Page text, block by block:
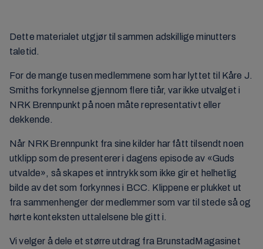
Dette materialet utgjør til sammen adskillige minutters
taletid.
For de mange tusen medlemmene som har lyttet til Kåre J.
Smiths forkynnelse gjennom flere tiår, var ikke utvalget i
NRK Brennpunkt på noen måte representativt eller
dekkende.
Når NRK Brennpunkt fra sine kilder har fått tilsendt noen
utklipp som de presenterer i dagens episode av «Guds
utvalde», så skapes et inntrykk som ikke gir et helhetlig
bilde av det som forkynnes i BCC. Klippene er plukket ut
fra sammenhenger der medlemmer som var til stede så og
hørte konteksten uttalelsene ble gitt i.
Vi velger å dele et større utdrag fra BrunstadMagasinet